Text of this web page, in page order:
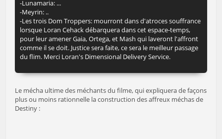
-Lunamaria: ...
-Meyrin: ..
-Les trois Dom Troppers: mourront dans d'atroces souffrance
lorsque Loran Cehack débarquera dans cet espace-temps,
pour leur amener Gaia, Ortega, et Mash qui laveront l'affront
comme il se doit. Justice sera faite, ce sera le meilleur passage
du flim. Merci Loran's Dimensional Delivery Service.
Le mécha ultime des méchants du filme, qui expliquera de façons
plus ou moins rationnelle la construction des affreux méchas de
Destiny :